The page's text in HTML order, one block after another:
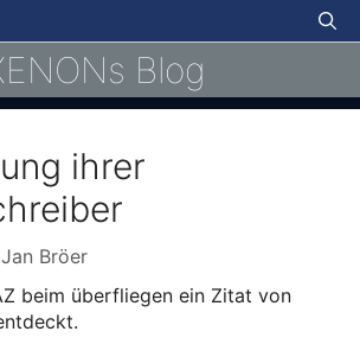
Blog
ihrer
Jan Bröer
beim überfliegen ein Zitat von